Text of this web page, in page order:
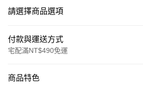
請選擇商品選項
付款與運送方式
宅配滿NT$490免運
信用卡一次付款
商品特色